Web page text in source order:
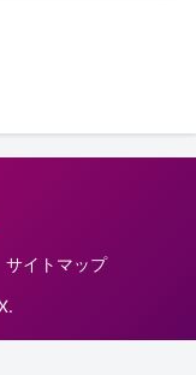
サイトマップ